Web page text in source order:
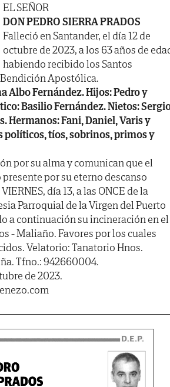
EL SEÑOR
DON PEDRO SIERRA PRADOS
Falleció en Santander, el día 12 de
octubre de 2023, a los 63 años de
habiendo recibido los Santos
Apostólica.
Albo Fernández. Hijos: Pedro y
Basilio Fernández. Nietos:
Hermanos: Fani, Daniel, Varis y
políticos, tíos, sobrinos, primos y
por su alma y comunican que el
por su eterno descanso
día 13, a las ONCE de la
Parroquial de la Virgen del Puerto
a continuación su incineración en el
- Maliaño. Favores por los cuales
Velatorio: Tanatorio Hnos.
Tfno.: 942660004.
de 2023.